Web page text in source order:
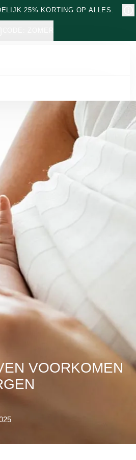
25% KORTING OP ALLES.
VOORKOMEN